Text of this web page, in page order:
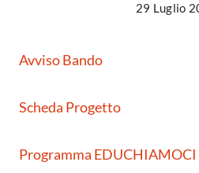
29 Luglio
Avviso Bando
Scheda Progetto
Programma EDUCHIAMOCI